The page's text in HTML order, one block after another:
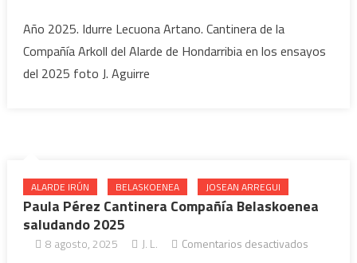
Año 2025. Idurre Lecuona Artano. Cantinera de la
Compañía Arkoll del Alarde de Hondarribia en los ensayos
del 2025 foto J. Aguirre
ALARDE IRÚN BELASKOENEA JOSEAN ARREGUI
Paula Pérez Cantinera Compañía Belaskoenea
saludando 2025
8 agosto, 2025 J. L. Comentarios desactivados